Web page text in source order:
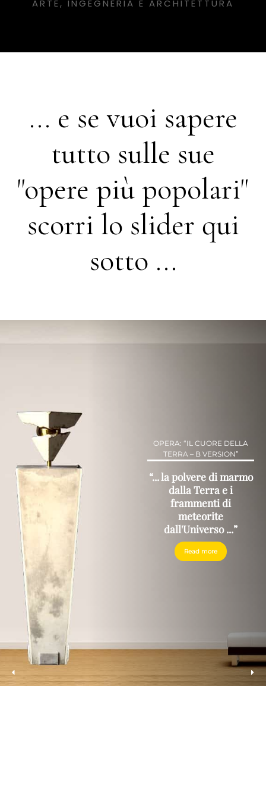
ARTE, INGEGNERIA E ARCHITETTURA
... e se vuoi sapere
tutto sulle sue
"opere più popolari"
scorri lo slider qui
sotto ...
OPERA: “IL CUORE DELLA
TERRA – B VERSION”
“... la polvere di marmo
dalla Terra e i
frammenti di
meteorite
dall'Universo ...”
Read more